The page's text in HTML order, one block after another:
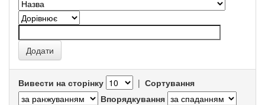
Вивести на сторінку | Сортування
Впорядкування